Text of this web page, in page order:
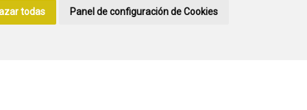
todas Panel de configuración de Cookies